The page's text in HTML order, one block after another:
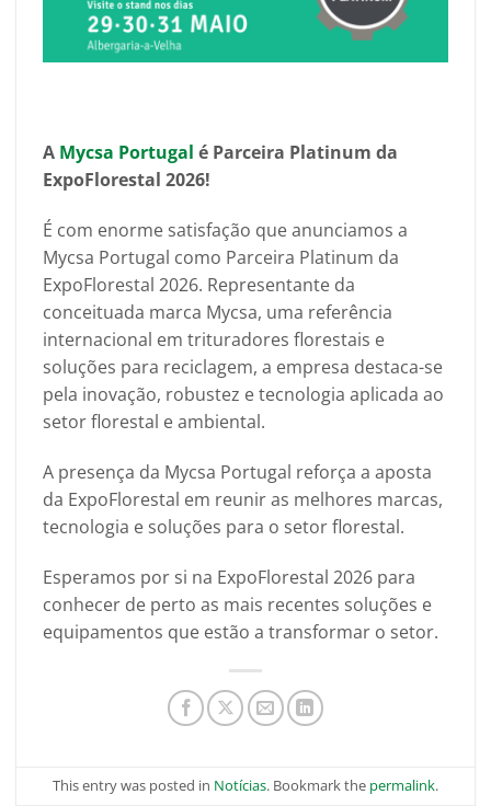
A Mycsa Portugal é Parceira Platinum da
ExpoFlorestal 2026!
É com enorme satisfação que anunciamos a
Mycsa Portugal como Parceira Platinum da
ExpoFlorestal 2026. Representante da
conceituada marca Mycsa, uma referência
internacional em trituradores florestais e
soluções para reciclagem, a empresa destaca-se
pela inovação, robustez e tecnologia aplicada ao
setor florestal e ambiental.
A presença da Mycsa Portugal reforça a aposta
da ExpoFlorestal em reunir as melhores marcas,
tecnologia e soluções para o setor florestal.
Esperamos por si na ExpoFlorestal 2026 para
conhecer de perto as mais recentes soluções e
equipamentos que estão a transformar o setor.
This entry was posted in Notícias. Bookmark the permalink.